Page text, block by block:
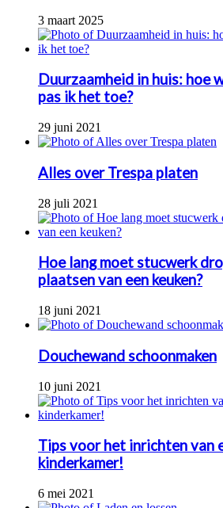
3 maart 2025
Duurzaamheid in huis: hoe
pas ik het toe?
29 juni 2021
Alles over Trespa platen
28 juli 2021
Hoe lang moet stucwerk
plaatsen van een keuken?
18 juni 2021
Douchewand schoonmaken
10 juni 2021
Tips voor het inrichten van
kinderkamer!
6 mei 2021